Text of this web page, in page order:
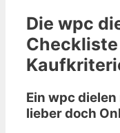
Die wpc
Ein wpc
lieber doch